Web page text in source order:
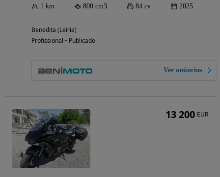
1 km 800 cm3 84 cv 2025
Benedita (Leiria)
Profissional • Publicado
Ver anúncios
13 200 EUR